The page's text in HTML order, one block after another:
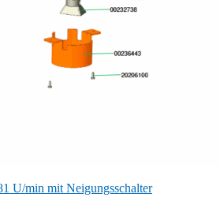
U/min mit Neigungsschalter